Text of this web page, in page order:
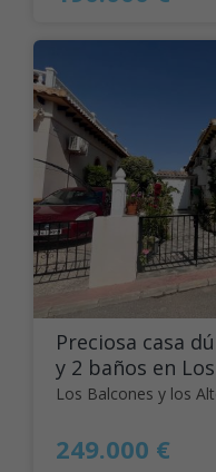
Preciosa casa
y 2 baños en Los
Los Balcones y los
249.000 €